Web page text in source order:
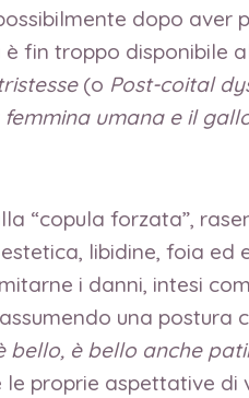
dopo aver
fin troppo disponibile
(o Post-coital
femmina umana e il
“copula forzata”,
libidine, foia ed
i danni, intesi
una postura
bello, è bello anche
proprie aspettative di